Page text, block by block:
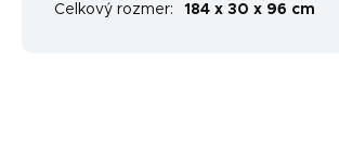
Celkový rozmer: 184 x 30 x 96 cm